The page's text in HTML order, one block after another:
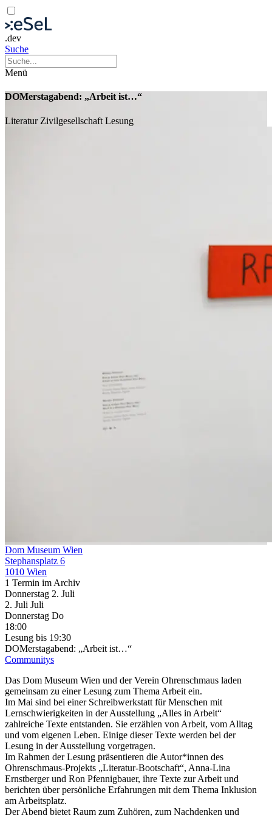
.dev
Suche
Menü
DOMerstagabend: „Arbeit ist…“
Literatur Zivilgesellschaft Lesung
Dom Museum Wien
Stephansplatz 6
1010 Wien
1 Termin im Archiv
Donnerstag 2. Juli
2. Juli Juli
Donnerstag Do
18:00
Lesung bis 19:30
DOMerstagabend: „Arbeit ist…“
Communitys
Das Dom Museum Wien und der Verein Ohrenschmaus laden
gemeinsam zu einer Lesung zum Thema Arbeit ein.
Im Mai sind bei einer Schreibwerkstatt für Menschen mit
Lernschwierigkeiten in der Ausstellung „Alles in Arbeit“
zahlreiche Texte entstanden. Sie erzählen von Arbeit, vom Alltag
und vom eigenen Leben. Einige dieser Texte werden bei der
Lesung in der Ausstellung vorgetragen.
Im Rahmen der Lesung präsentieren die Autor*innen des
Ohrenschmaus-Projekts „Literatur-Bootschaft“, Anna‑Lina
Ernstberger und Ron Pfennigbauer, ihre Texte zur Arbeit und
berichten über persönliche Erfahrungen mit dem Thema Inklusion
am Arbeitsplatz.
Der Abend bietet Raum zum Zuhören, zum Nachdenken und